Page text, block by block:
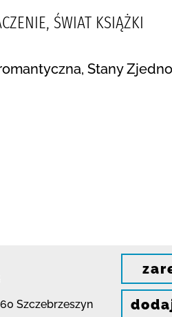
ŚWIAT KSIĄŻKI
Stany
Szczebrzeszyn